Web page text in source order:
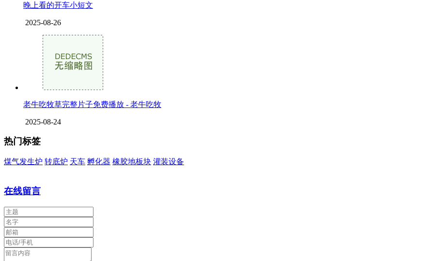
晚上看的开车小短文
2025-08-26
老牛吃牧草完整片子免费播放 - 老牛吃牧
2025-08-24
热门标签
煤气发生炉 转底炉 天车 孵化器 橡胶地板块 灌装设备
在线留言